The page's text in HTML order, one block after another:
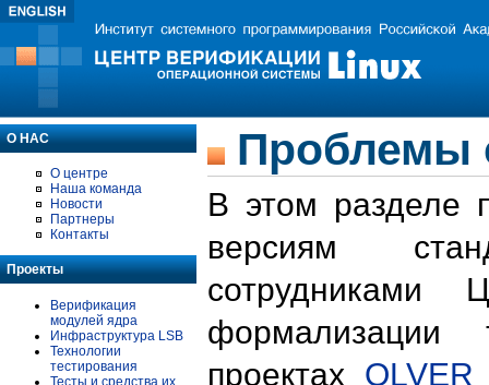
О НАС
О центре
Наша команда
Новости
Партнеры
Контакты
Проекты
Верификация
модулей ядра
Инфраструктура LSB
Технологии
тестирования
Тесты и средства их
Проблемы
В этом разделе
версиям
формализации
проектах OLVER